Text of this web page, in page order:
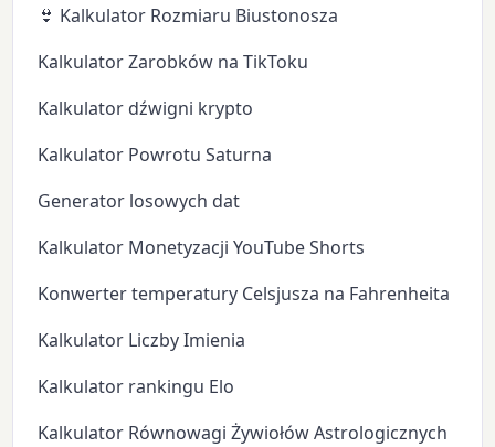
👙 Kalkulator Rozmiaru Biustonosza
Kalkulator Zarobków na TikToku
Kalkulator dźwigni krypto
Kalkulator Powrotu Saturna
Generator losowych dat
Kalkulator Monetyzacji YouTube Shorts
Konwerter temperatury Celsjusza na Fahrenheita
Kalkulator Liczby Imienia
Kalkulator rankingu Elo
Kalkulator Równowagi Żywiołów Astrologicznych